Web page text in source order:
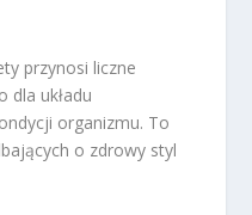
przynosi liczne
dla układu
organizmu. To
o zdrowy styl